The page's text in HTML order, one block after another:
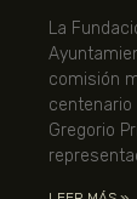
La
comisión
centenario
Gregorio